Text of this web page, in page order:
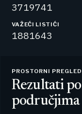
3719741
VAŽEĆI LISTIĆI
1881643
PROSTORNI PREGLED
Rezultati po
područjima